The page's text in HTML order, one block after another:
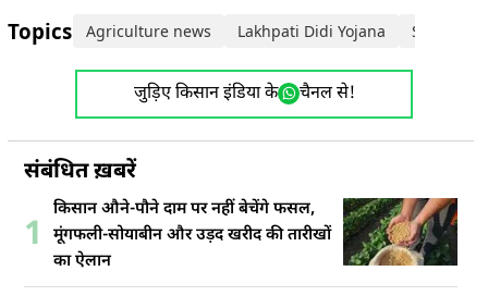
Topics: Agriculture news Lakhpati Didi Yojana Shivraj
जुड़िए किसान इंडिया के चैनल से!
संबंधित ख़बरें
1
किसान औने-पौने दाम पर नहीं बेचेंगे फसल,
मूंगफली-सोयाबीन और उड़द खरीद की तारीखों
का ऐलान